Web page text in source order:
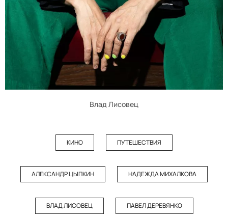
Влад Лисовец
КИНО ПУТЕШЕСТВИЯ
АЛЕКСАНДР ЦЫПКИН НАДЕЖДА МИХАЛКОВА
ВЛАД ЛИСОВЕЦ ПАВЕЛ ДЕРЕВЯНКО